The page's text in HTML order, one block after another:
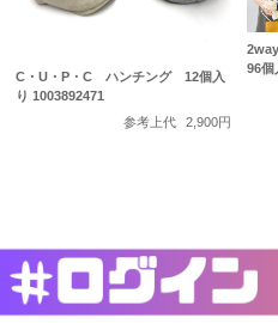
C・U・P・C ハンチング 12個入
り 1003892471
参考上代
2,900円
96個